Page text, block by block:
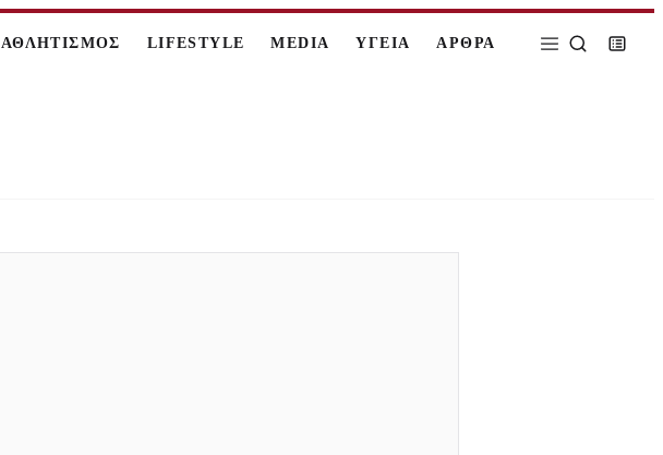
ΑΘΛΗΤΙΣΜΟΣ LIFESTYLE MEDIA ΥΓΕΙΑ ΑΡΘΡΑ